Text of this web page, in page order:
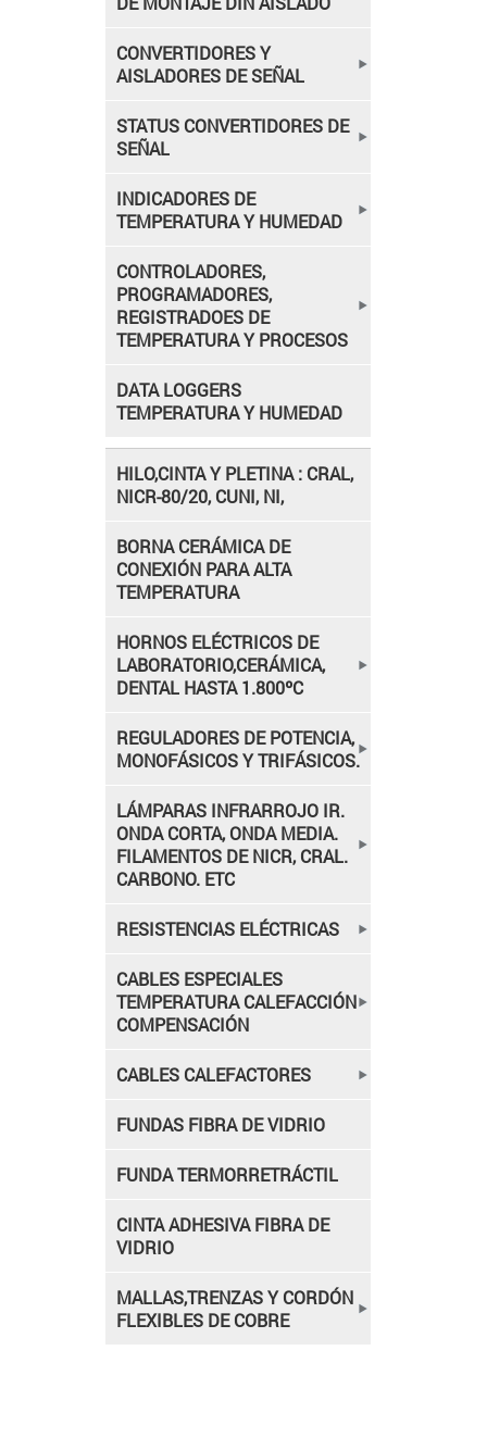
CONVERTIDORES Y
AISLADORES DE SEÑAL
STATUS CONVERTIDORES DE
SEÑAL
INDICADORES DE
TEMPERATURA Y HUMEDAD
CONTROLADORES,
PROGRAMADORES,
REGISTRADOES DE
TEMPERATURA Y PROCESOS
DATA LOGGERS
TEMPERATURA Y HUMEDAD
HILO,CINTA Y PLETINA : CRAL,
NICR-80/20, CUNI, NI,
BORNA CERÁMICA DE
CONEXIÓN PARA ALTA
TEMPERATURA
HORNOS ELÉCTRICOS DE
LABORATORIO,CERÁMICA,
DENTAL HASTA 1.800ºC
REGULADORES DE POTENCIA,
MONOFÁSICOS Y TRIFÁSICOS.
LÁMPARAS INFRARROJO IR.
ONDA CORTA, ONDA MEDIA.
FILAMENTOS DE NICR, CRAL.
CARBONO. ETC
RESISTENCIAS ELÉCTRICAS
CABLES ESPECIALES
TEMPERATURA CALEFACCIÓN
COMPENSACIÓN
CABLES CALEFACTORES
FUNDAS FIBRA DE VIDRIO
FUNDA TERMORRETRÁCTIL
CINTA ADHESIVA FIBRA DE
VIDRIO
MALLAS,TRENZAS Y CORDÓN
FLEXIBLES DE COBRE